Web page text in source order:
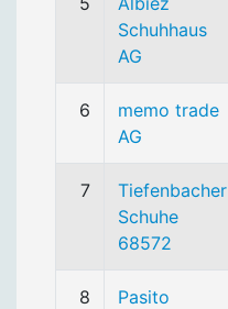
Schuhhaus
AG
6
memo trade
AG
7
Tiefenbacher
Schuhe
68572
8 Pasito